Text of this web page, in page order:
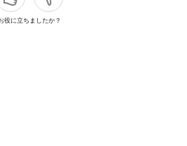
役に立ちましたか？